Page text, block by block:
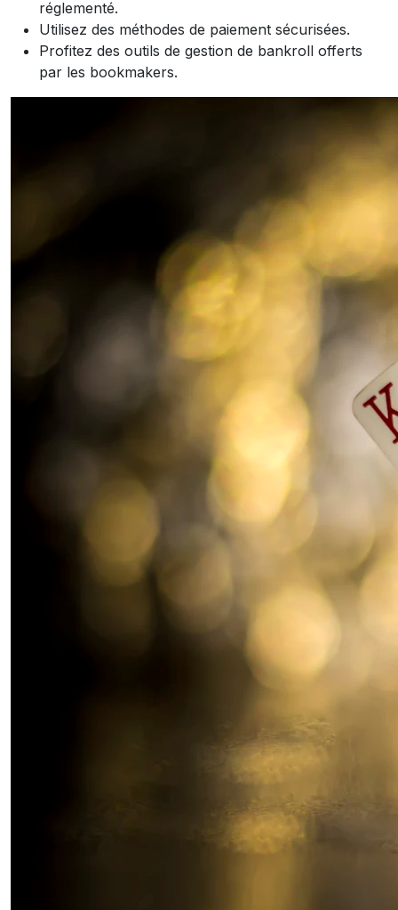
réglementé.
Utilisez des méthodes de paiement sécurisées.
Profitez des outils de gestion de bankroll offerts
par les bookmakers.